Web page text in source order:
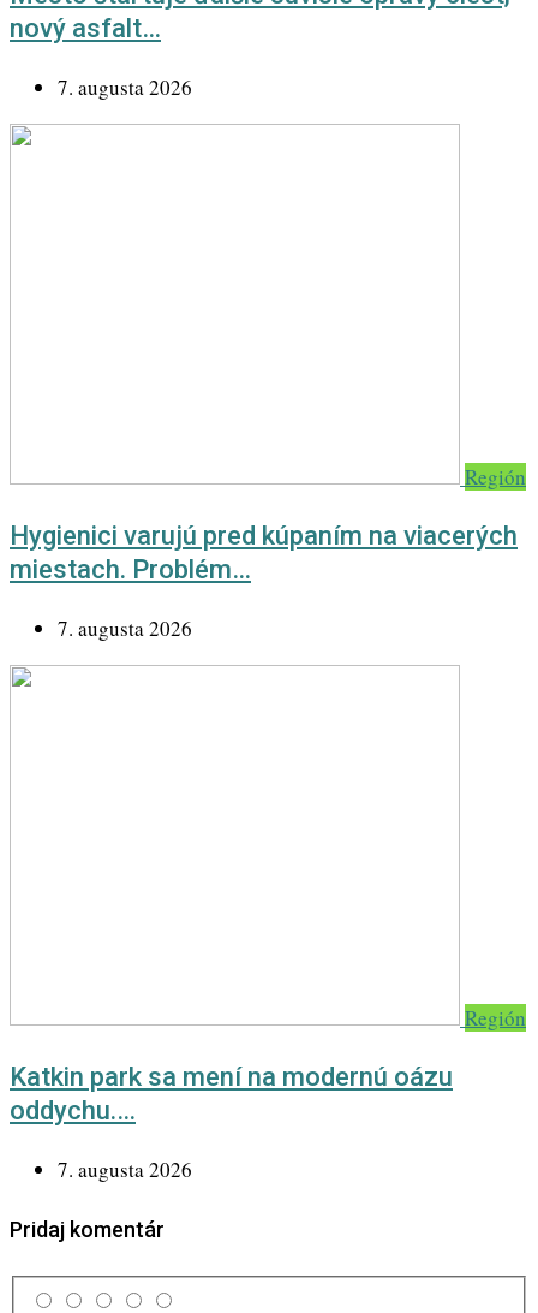
nový asfalt…
7. augusta 2026
Región
Hygienici varujú pred kúpaním na viacerých
miestach. Problém…
7. augusta 2026
Región
Katkin park sa mení na modernú oázu
oddychu.…
7. augusta 2026
Pridaj komentár